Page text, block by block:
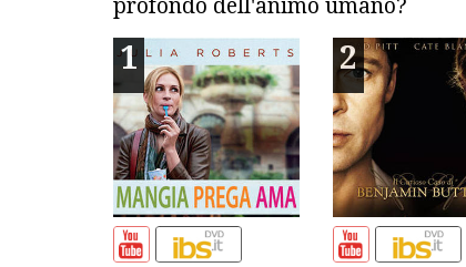
profondo dell'animo umano?
1 2